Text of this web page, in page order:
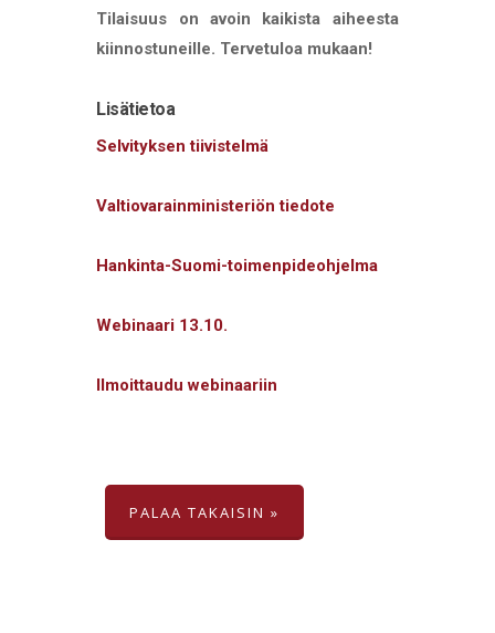
Tilaisuus on avoin kaikista aiheesta
kiinnostuneille. Tervetuloa mukaan!
Lisätietoa
Selvityksen tiivistelmä
Valtiovarainministeriön tiedote
Hankinta-Suomi-toimenpideohjelma
Webinaari 13.10.
Ilmoittaudu webinaariin
PALAA TAKAISIN »